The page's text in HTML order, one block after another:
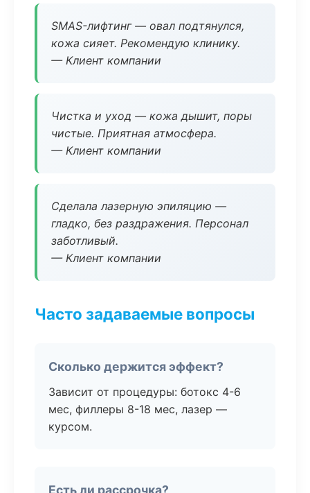
SMAS-лифтинг — овал подтянулся,
кожа сияет. Рекомендую клинику.
— Клиент компании
Чистка и уход — кожа дышит, поры
чистые. Приятная атмосфера.
— Клиент компании
Сделала лазерную эпиляцию —
гладко, без раздражения. Персонал
заботливый.
— Клиент компании
Часто задаваемые вопросы
Сколько держится эффект?
Зависит от процедуры: ботокс 4-6
мес, филлеры 8-18 мес, лазер —
курсом.
Есть ли рассрочка?